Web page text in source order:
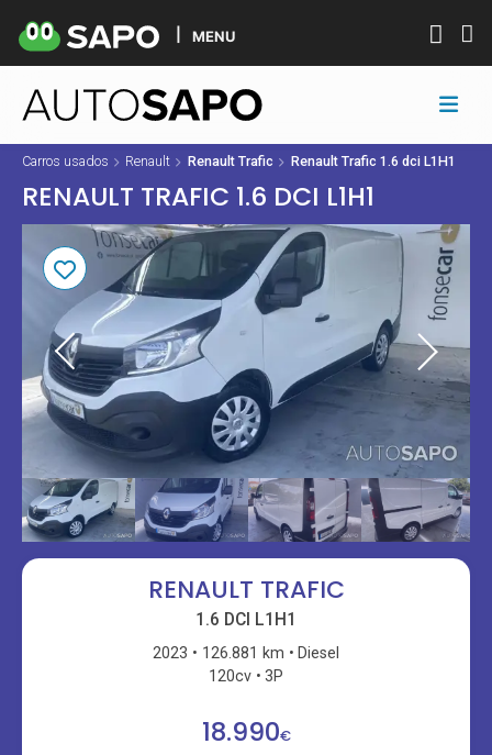
MENU
Carros usados Renault Renault Trafic Renault Trafic 1.6 dci L1H1
RENAULT TRAFIC 1.6 DCI L1H1
RENAULT TRAFIC
1.6 DCI L1H1
2023 126.881 km
Diesel
120cv
3P
18.990€